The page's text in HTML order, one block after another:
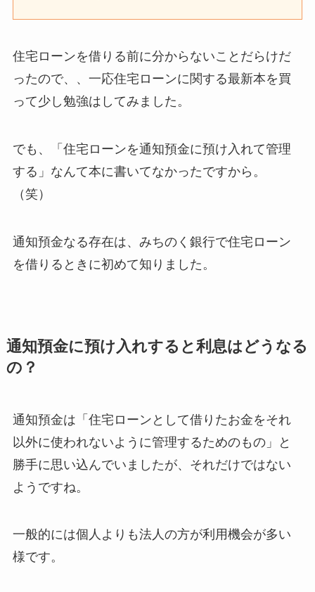
住宅ローンを借りる前に分からないことだらけだ
ったので、、一応住宅ローンに関する最新本を買
って少し勉強はしてみました。
でも、「 住宅ローンを通知預金に預け入れて管理
する 」なんて本に書いてなかったですから。
（笑）
通知預金なる存在は、みちのく銀行で住宅ローン
を借りるときに初めて知りました。
通知預金に預け入れすると利息はどうなる
の？
通知預金は「住宅ローンとして借りたお金をそれ
以外に使われないように管理するためのもの」と
勝手に思い込んでいましたが、それだけではない
ようですね。
一般的には個人よりも法人の方が利用機会が多い
様です。